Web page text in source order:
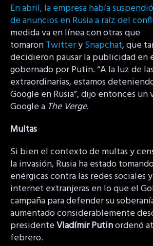
En abril, la empresa había
de anuncios en Rusia a raíz del
medida va en línea con otras que
tomaronTwitterySnapchat, que
decidieron pausar la publicidad en
gobernado por Putin. “A la luz de
extraordinarias, estamos
Google en Rusia”, dijo entonces un
Google a The Verge.
Multas
Si bien el contexto de multas y
la invasión, Rusia ha estado
enérgicas contra las redes sociales
internet extranjeras en lo que el
campaña para defender su
aumentado considerablemente
presidenteVladímir Putinordenó
febrero.